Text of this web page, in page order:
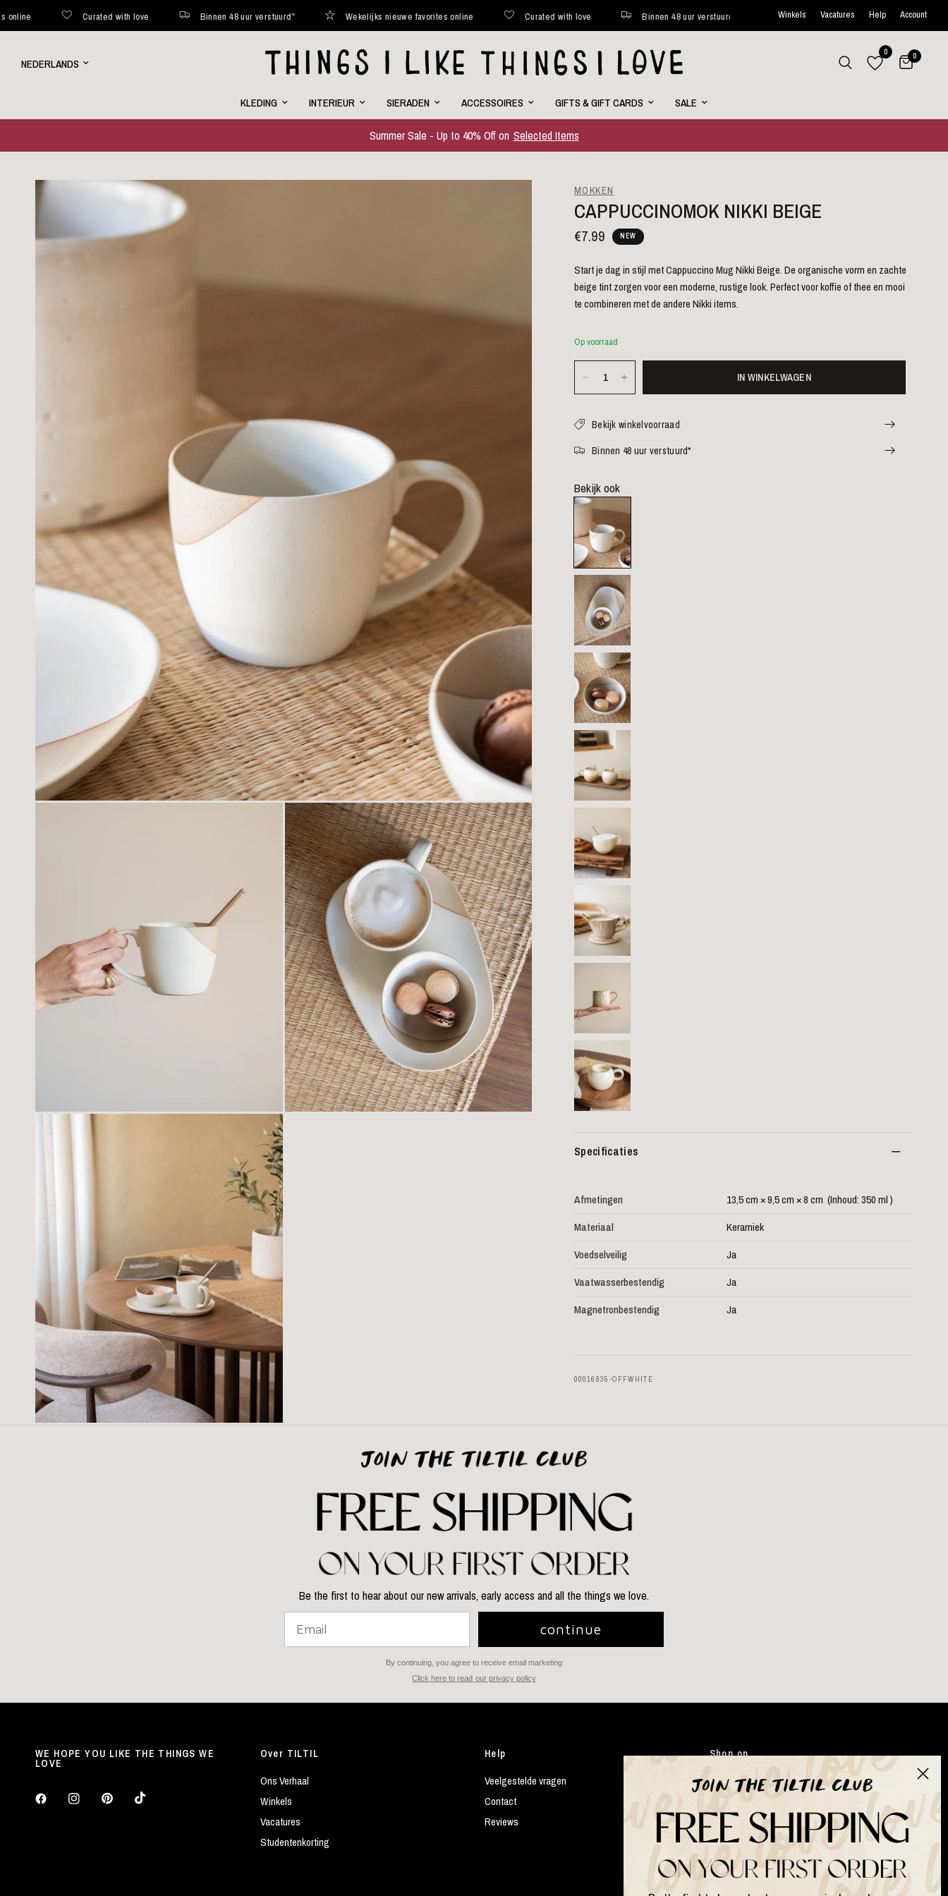
Curated with love Binnen 48 uur verstuurd* Wekelijks nieuwe favorites online Curated with love Binnen 48 uur verstuurd* Wekelijks nieuwe favorites online
Winkels Vacatures Help Account
Land/regio
bijwerken
0 0
KLEDING INTERIEUR SIERADEN ACCESSOIRES GIFTS & GIFT CARDS SALE
Summer Sale - Up to 40% Off on Selected Items
MOKKEN
CAPPUCCINOMOK NIKKI BEIGE
€7.99 NEW
Start je dag in stijl met Cappuccino Mug Nikki Beige. De organische vorm en zachte
beige tint zorgen voor een moderne, rustige look. Perfect voor koffie of thee en mooi
te combineren met de andere Nikki items.
Op voorraad
IN WINKELWAGEN
Bekijk winkelvoorraad
Binnen 48 uur verstuurd*
Bekijk ook
Specificaties
Afmetingen
13,5 cm × 9,5 cm × 8 cm (Inhoud: 350 ml )
Materiaal
Keramiek
Voedselveilig
Ja
Vaatwasserbestendig
Ja
Magnetronbestendig
Ja
00016835-OFFWHITE
Be the first to hear about our new arrivals, early access and all the things we love.
continue
By continuing, you agree to receive email marketing
Click here to read our privacy policy
WE HOPE YOU LIKE THE THINGS WE
LOVE
Over TILTIL
Ons Verhaal
Winkels
Vacatures
Studentenkorting
Help
Veelgestelde vragen
Contact
Reviews
Shop op
Kleding
Japandi
Tassen
Gifts
Kunstbloemen
Suits & Sets